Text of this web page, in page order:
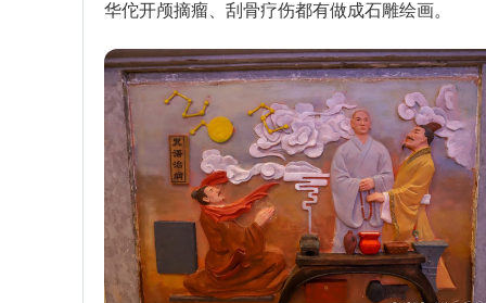
华佗开颅摘瘤、刮骨疗伤都有做成石雕绘画。